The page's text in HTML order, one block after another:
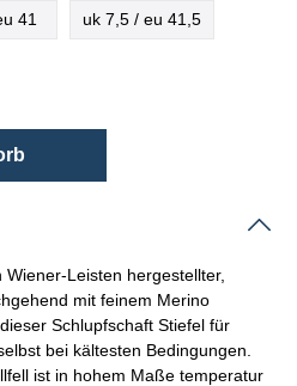
41 uk 7,5 / eu 41,5
Wiener-Leisten hergestellter,
mit feinem Merino
Schlupfschaft Stiefel für
bei kältesten Bedingungen.
ist in hohem Maße temperatur